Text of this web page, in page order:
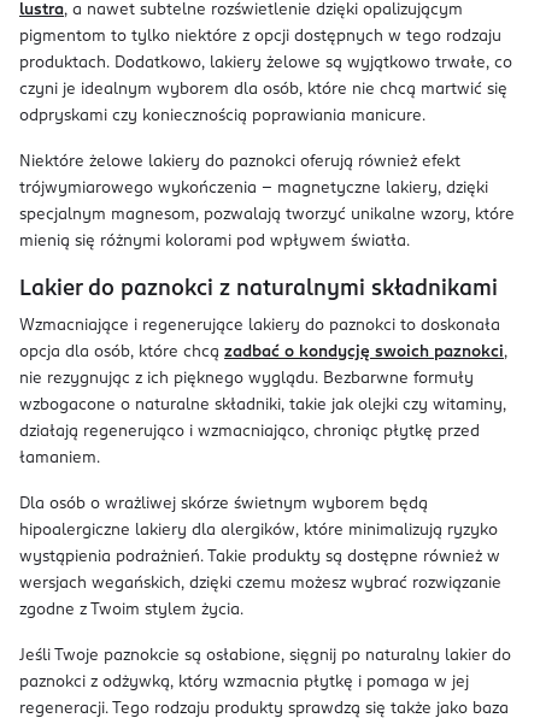
lustra, a nawet subtelne rozświetlenie dzięki opalizującym
pigmentom to tylko niektóre z opcji dostępnych w tego rodzaju
produktach. Dodatkowo, lakiery żelowe są wyjątkowo trwałe, co
czyni je idealnym wyborem dla osób, które nie chcą martwić się
odpryskami czy koniecznością poprawiania manicure.
Niektóre żelowe lakiery do paznokci oferują również efekt
trójwymiarowego wykończenia – magnetyczne lakiery, dzięki
specjalnym magnesom, pozwalają tworzyć unikalne wzory, które
mienią się różnymi kolorami pod wpływem światła.
Lakier do paznokci z naturalnymi składnikami
Wzmacniające i regenerujące lakiery do paznokci to doskonała
opcja dla osób, które chcą zadbać o kondycję swoich paznokci,
nie rezygnując z ich pięknego wyglądu. Bezbarwne formuły
wzbogacone o naturalne składniki, takie jak olejki czy witaminy,
działają regenerująco i wzmacniająco, chroniąc płytkę przed
łamaniem.
Dla osób o wrażliwej skórze świetnym wyborem będą
hipoalergiczne lakiery dla alergików, które minimalizują ryzyko
wystąpienia podrażnień. Takie produkty są dostępne również w
wersjach wegańskich, dzięki czemu możesz wybrać rozwiązanie
zgodne z Twoim stylem życia.
Jeśli Twoje paznokcie są osłabione, sięgnij po naturalny lakier do
paznokci z odżywką, który wzmacnia płytkę i pomaga w jej
regeneracji. Tego rodzaju produkty sprawdzą się także jako baza